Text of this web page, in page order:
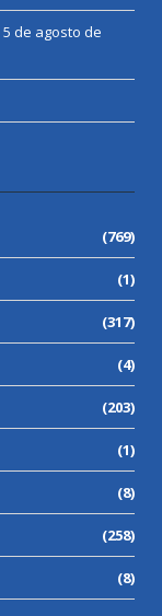
5 de agosto de
(769)
(1)
(317)
(4)
(203)
(1)
(8)
(258)
(8)